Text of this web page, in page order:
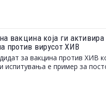
вакцина која ги
против вирусот ХИВ
за вакцина против ХИВ
испитувања е пример за